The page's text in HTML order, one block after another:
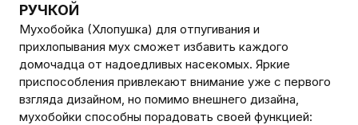
РУЧКОЙ
Мухобойка (Хлопушка) для отпугивания и
прихлопывания мух сможет избавить каждого
домочадца от надоедливых насекомых. Яркие
приспособления привлекают внимание уже с первого
взгляда дизайном, но помимо внешнего дизайна,
мухобойки способны порадовать своей функцией: